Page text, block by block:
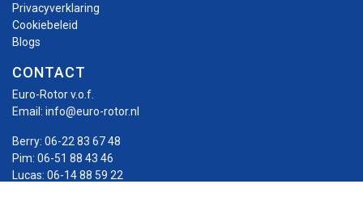
Privacyverklaring
Cookiebeleid
Blogs
CONTACT
Euro-Rotor v.o.f.
Email: info@euro-rotor.nl
Berry: 06-22 83 67 48
Pim: 06-51 88 43 46
Lucas: 06-14 88 59 22